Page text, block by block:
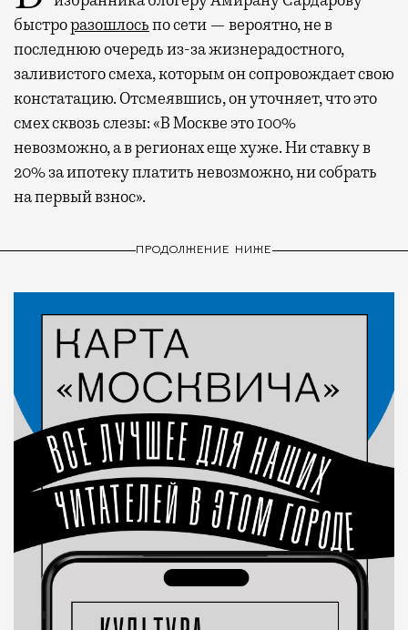
быстроразошлосьпо сети — вероятно, не в
последнюю очередь из-за жизнерадостного,
заливистого смеха, которым он сопровождает свою
констатацию. Отсмеявшись, он уточняет, что это
смех сквозь слезы: «В Москве это 100%
невозможно, а в регионах еще хуже. Ни ставку в
20% за ипотеку платить невозможно, ни собрать
на первый взнос».
ПРОДОЛЖЕНИЕ НИЖЕ